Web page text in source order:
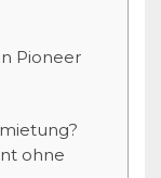
Pioneer
ohne